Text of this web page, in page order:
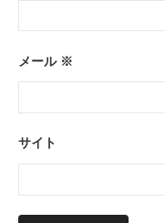
メール ※
サイト